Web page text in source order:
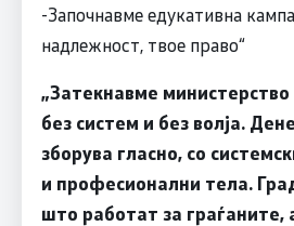
-Започнавме едукативна
надлежност, твое право“
„Затекнавме министерство
без систем и без волја.
зборува гласно, со
и професионални тела.
што работат за граѓаните,